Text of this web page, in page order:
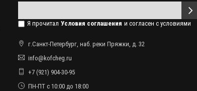
Я прочитал Условия соглашения и согласен с условиями
г.Санкт-Петербург, наб. реки Пряжки, д. 32
info@kofcheg.ru
+7 (921) 904-30-95
ПН-ПТ с 10:00 до 18:00